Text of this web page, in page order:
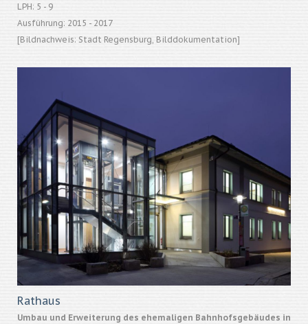
LPH: 5 - 9
Ausführung: 2015 - 2017
[Bildnachweis: Stadt Regensburg, Bilddokumentation]
Rathaus
Umbau und Erweiterung des ehemaligen Bahnhofsgebäudes in